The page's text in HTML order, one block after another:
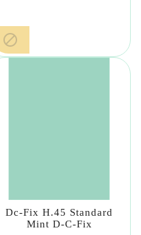

Dc-Fix H.45 Standard
Mint D-C-Fix